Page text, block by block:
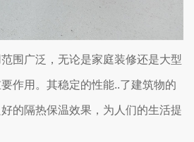
围广泛，无论是家庭装修还是大型
作用。其稳定的性能..了建筑物的
的隔热保温效果，为人们的生活提